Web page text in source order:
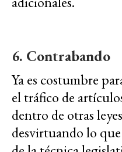
6. Contrabando
Ya es costumbre
el tráfico de
dentro de otras
desvirtuando lo